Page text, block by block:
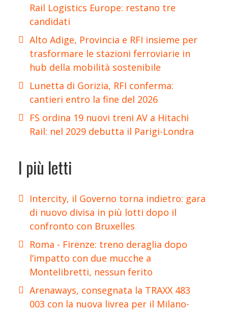
Rail Logistics Europe: restano tre
candidati
Alto Adige, Provincia e RFI insieme per
trasformare le stazioni ferroviarie in
hub della mobilità sostenibile
Lunetta di Gorizia, RFI conferma:
cantieri entro la fine del 2026
FS ordina 19 nuovi treni AV a Hitachi
Rail: nel 2029 debutta il Parigi-Londra
I più letti
Intercity, il Governo torna indietro: gara
di nuovo divisa in più lotti dopo il
confronto con Bruxelles
Roma - Firenze: treno deraglia dopo
l’impatto con due mucche a
Montelibretti, nessun ferito
Arenaways, consegnata la TRAXX 483
003 con la nuova livrea per il Milano-